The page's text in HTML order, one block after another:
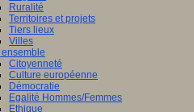
Ruralité
Territoires et projets
Tiers lieux
Villes
Citoyenneté
Culture européenne
Démocratie
Egalité Hommes/Femmes
Ethique